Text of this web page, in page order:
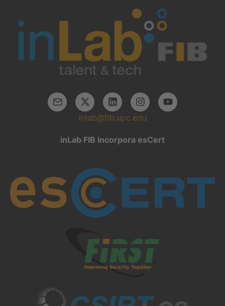
inlab@fib.upc.edu
inLab FIB incorpora esCert